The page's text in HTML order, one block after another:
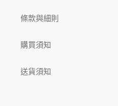
條款與細則
購買須知
送貨須知